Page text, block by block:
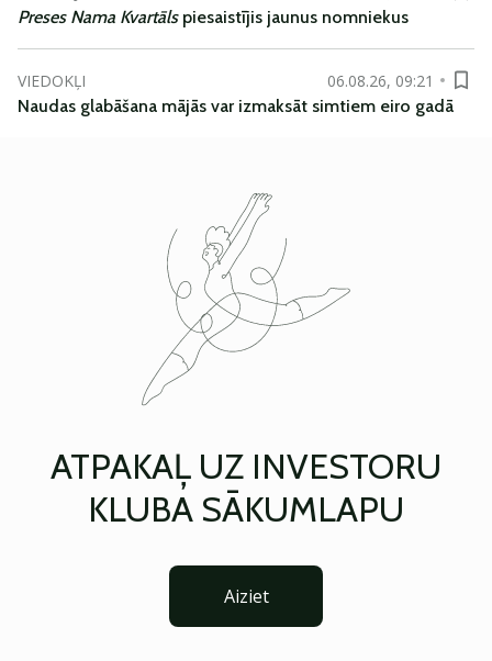
Preses Nama Kvartāls piesaistījis jaunus nomniekus
VIEDOKĻI
06.08.26, 09:21
Naudas glabāšana mājās var izmaksāt simtiem eiro gadā
ATPAKAĻ UZ INVESTORU
KLUBA SĀKUMLAPU
Aiziet